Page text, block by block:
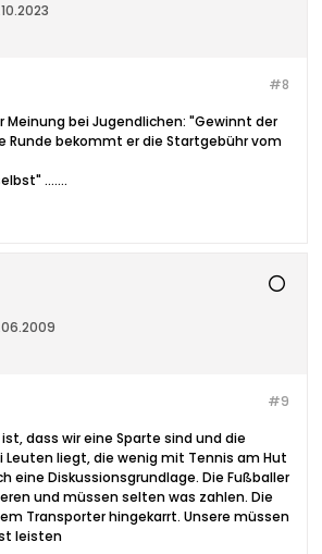
#8
Meinung bei Jugendlichen: "Gewinnt der
Runde bekommt er die Startgebühr vom
.......
#9
dass wir eine Sparte sind und die
Leuten liegt, die wenig mit Tennis am Hut
eine Diskussionsgrundlage. Die Fußballer
und müssen selten was zahlen. Die
Transporter hingekarrt. Unsere müssen
leisten